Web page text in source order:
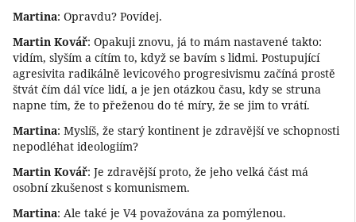
Martina: Opravdu? Povídej.
Martin Kovář: Opakuji znovu, já to mám nastavené takto:
vidím, slyším a cítím to, když se bavím s lidmi. Postupující
agresivita radikálně levicového progresivismu začíná prostě
štvát čím dál více lidí, a je jen otázkou času, kdy se struna
napne tím, že to přeženou do té míry, že se jim to vrátí.
Martina: Myslíš, že starý kontinent je zdravější ve schopnosti
nepodléhat ideologiím?
Martin Kovář: Je zdravější proto, že jeho velká část má
osobní zkušenost s komunismem.
Martina: Ale také je V4 považována za pomýlenou.